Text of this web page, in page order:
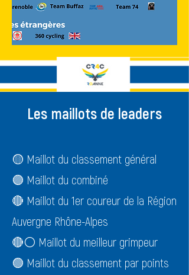
Les maillots de leaders
🟡 Maillot du classement général
🟣 Maillot du combiné
🔴 Maillot du 1er coureur de la Région
Auvergne Rhône-Alpes
🔴⚪ Maillot du meilleur grimpeur
🟢 Maillot du classement par points